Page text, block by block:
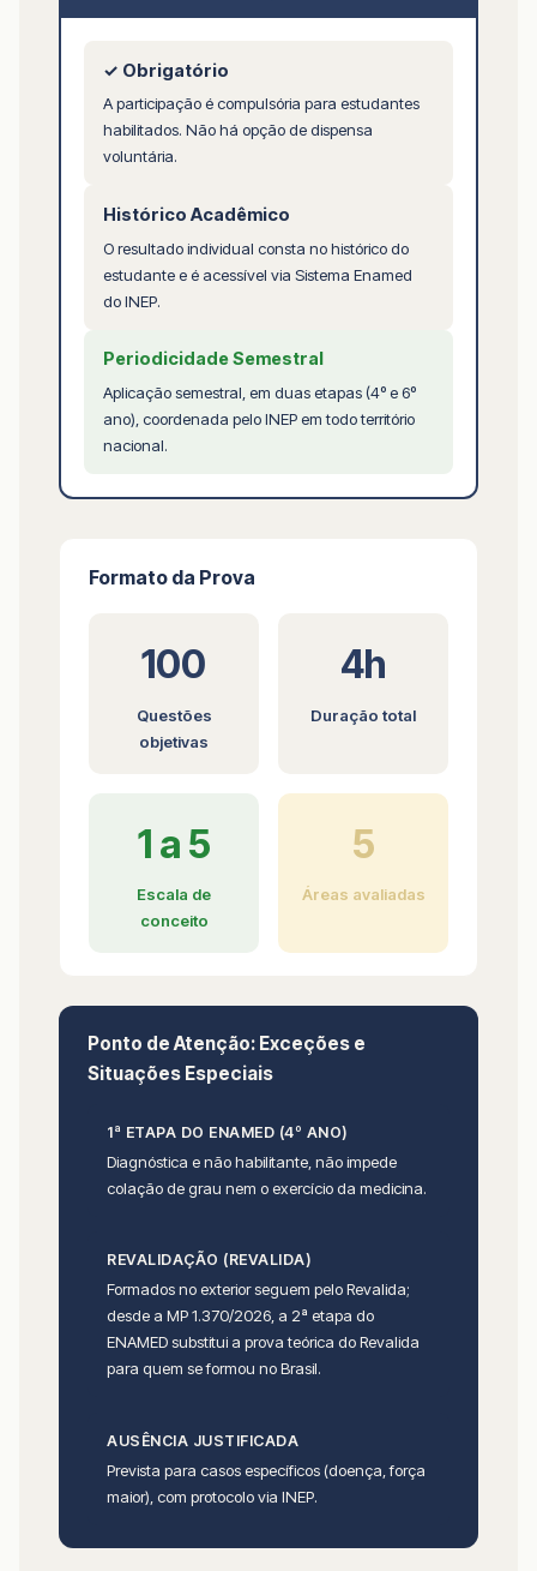
✓ Obrigatório
A participação é compulsória para estudantes
habilitados. Não há opção de dispensa
voluntária.
Histórico Acadêmico
O resultado individual consta no histórico do
estudante e é acessível via Sistema Enamed
do INEP.
Periodicidade Semestral
Aplicação semestral, em duas etapas (4º e 6º
ano), coordenada pelo INEP em todo território
nacional.
Formato da Prova
100
Questões
objetivas
4h
Duração total
1 a 5
Escala de
conceito
5
Áreas avaliadas
Ponto de Atenção: Exceções e
Situações Especiais
1ª ETAPA DO ENAMED (4º ANO)
Diagnóstica e não habilitante, não impede
colação de grau nem o exercício da medicina.
REVALIDAÇÃO (REVALIDA)
Formados no exterior seguem pelo Revalida;
desde a MP 1.370/2026, a 2ª etapa do
ENAMED substitui a prova teórica do Revalida
para quem se formou no Brasil.
AUSÊNCIA JUSTIFICADA
Prevista para casos específicos (doença, força
maior), com protocolo via INEP.